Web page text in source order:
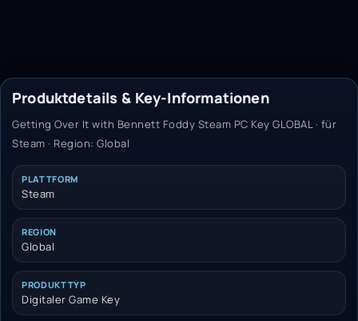
Produktdetails & Key-Informationen
Getting Over It with Bennett Foddy Steam PC Key GLOBAL · für
Steam · Region: Global
PLATTFORM
Steam
REGION
Global
PRODUKTTYP
Digitaler Game Key